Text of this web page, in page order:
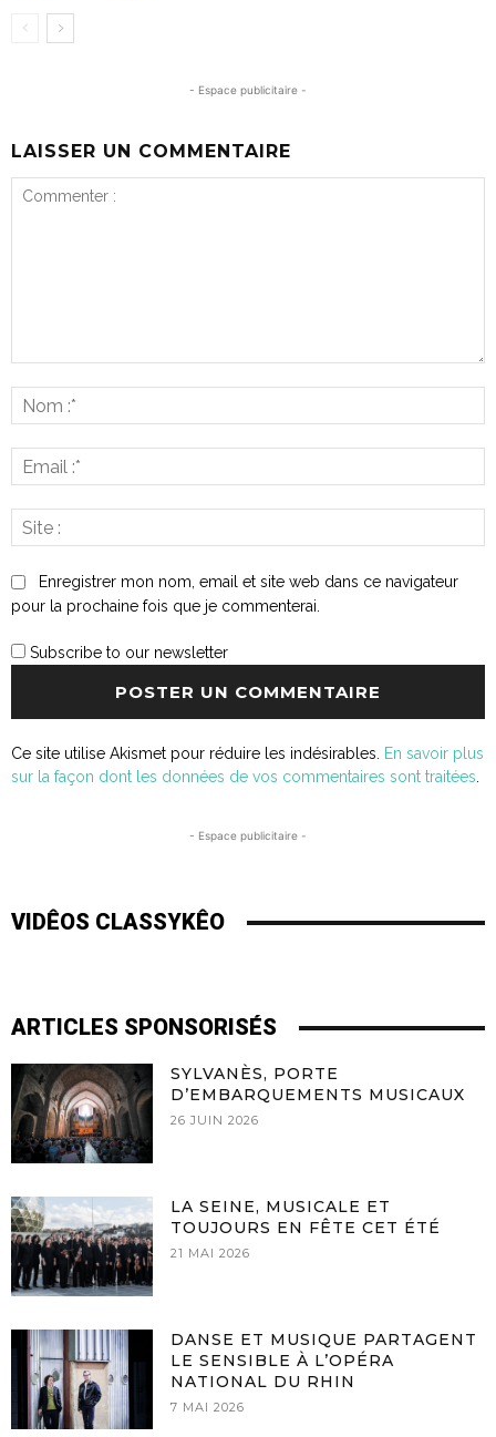
- Espace publicitaire -
LAISSER UN COMMENTAIRE
:*
:*
:
Enregistrer mon nom, email et site web dans ce navigateur
pour la prochaine fois que je commenterai.
Subscribe to our newsletter
Ce site utilise Akismet pour réduire les indésirables.
En savoir plus
sur la façon dont les données de vos commentaires sont traitées
- Espace publicitaire -
VIDÊOS CLASSYKÊO
ARTICLES SPONSORISÉS
SYLVANÈS, PORTE
D’EMBARQUEMENTS MUSICAUX
26 JUIN 2026
LA SEINE, MUSICALE ET
TOUJOURS EN FÊTE CET ÉTÉ
21 MAI 2026
DANSE ET MUSIQUE PARTAGENT
LE SENSIBLE À L’OPÉRA
NATIONAL DU RHIN
7 MAI 2026